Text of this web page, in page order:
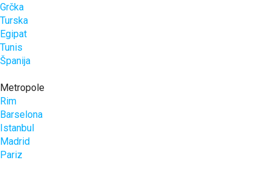
Grčka
Turska
Egipat
Tunis
Španija
Metropole
Rim
Barselona
Istanbul
Madrid
Pariz